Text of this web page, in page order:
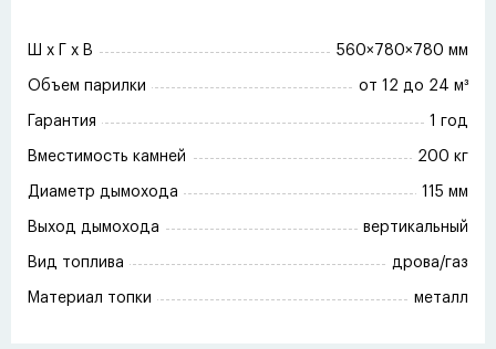
Ш x Г x В 560×780×780 мм
Объем парилки от 12 до 24 м³
Гарантия 1 год
Вместимость камней 200 кг
Диаметр дымохода 115 мм
Выход дымохода вертикальный
Вид топлива дрова/газ
Материал топки металл